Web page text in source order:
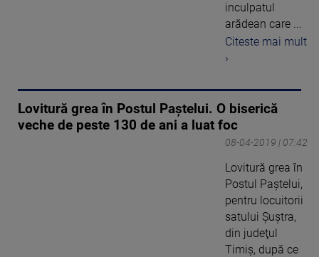
inculpatul
arădean care ...
Citeste mai mult
›
Lovitură grea în Postul Paştelui. O biserică
veche de peste 130 de ani a luat foc
08-04-2019 | 07:42
Lovitură grea în
Postul Paştelui,
pentru locuitorii
satului Şuştra,
din judeţul
Timiş, după ce